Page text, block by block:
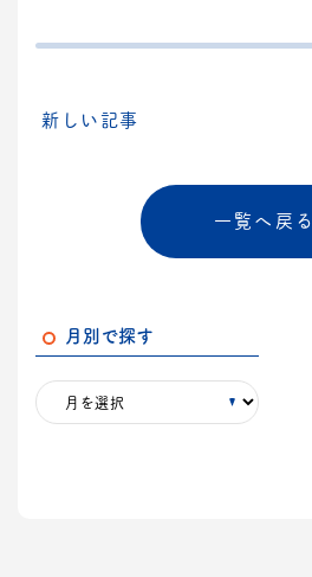
月別で探す
新しい記事
一覧へ戻る